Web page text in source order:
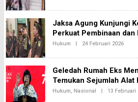
Jaksa Agung Kunjungi
Perkuat Pembinaan dan
Hukum | 24 Februari 2026Oleh
Geledah Rumah Eks
Temukan Sejumlah Alat
Hukum, Nasional | 13 Februari